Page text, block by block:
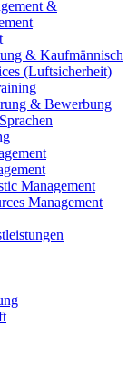
&
& Kaufmännisch
(Luftsicherheit)
& Bewerbung
Management
Management